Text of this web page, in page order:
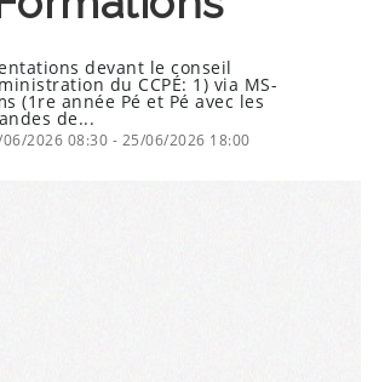
devant le conseil
du CCPÉ: 1) via MS-
(1re année Pé et Pé avec les
de...
2026 08:30 - 25/06/2026 18:00